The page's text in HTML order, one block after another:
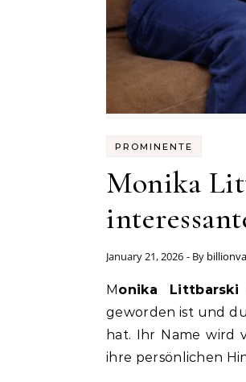
PROMINENTE
Monika
January 21, 2026 - By
Monika Littbarski
geworden ist und
hat. Ihr Name wird
ihre persönlichen